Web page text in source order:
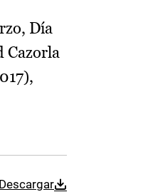
Día
Cazorla
Descargar